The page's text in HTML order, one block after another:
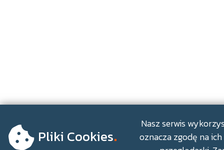
Pliki Cookies.
Nasz serwis
oznacza zgodę na